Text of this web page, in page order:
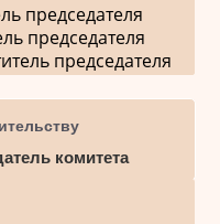
председателя
председателя
председателя
комитета